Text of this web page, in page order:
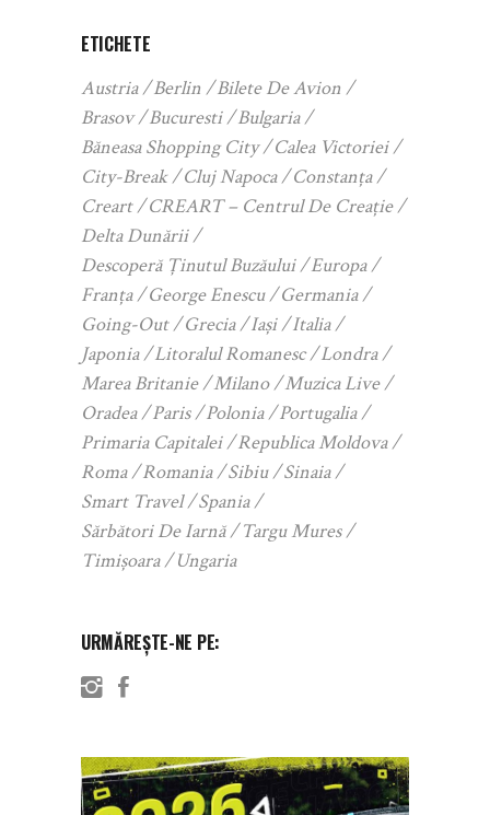
ETICHETE
Austria Berlin
Bilete De Avion
Brasov
Bucuresti
Bulgaria
Băneasa Shopping City
Calea Victoriei
City-Break
Cluj Napoca
Constanța
Creart
CREART – Centrul De Creație
Delta Dunării
Descoperă Ținutul Buzăului
Europa
Franța
George Enescu
Germania
Going-Out
Grecia Iași
Italia
Japonia
Litoralul Romanesc
Londra
Marea Britanie
Milano
Muzica Live
Oradea
Paris Polonia
Portugalia
Primaria Capitalei
Republica Moldova
Roma
Romania Sibiu
Sinaia
Smart Travel
Spania
Sărbători De Iarnă
Targu Mures
Timișoara
Ungaria
URMĂREȘTE-NE PE: